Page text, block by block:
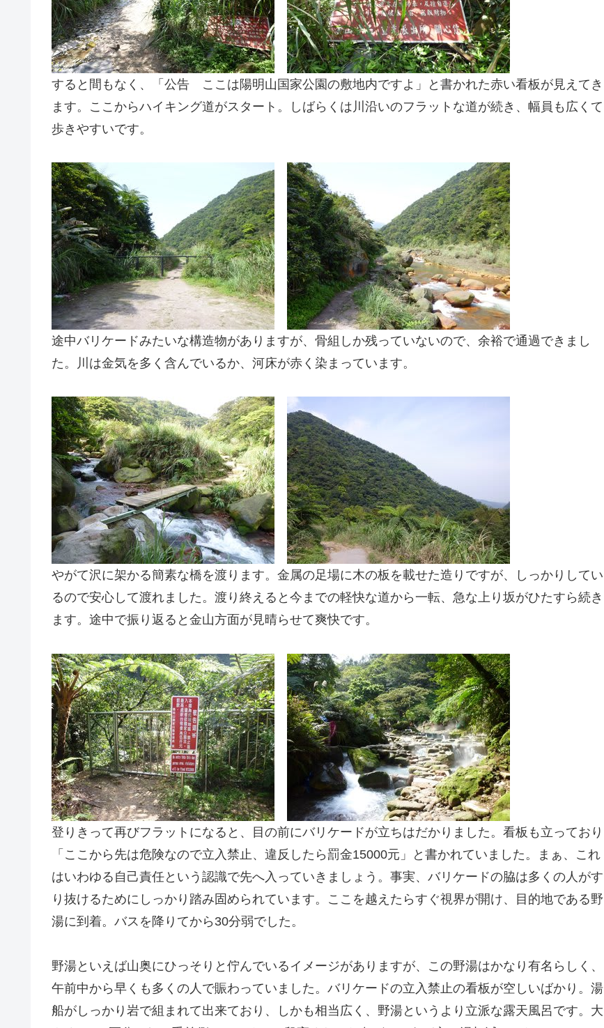
すると間もなく、「公告 ここは陽明山国家公園の敷地内ですよ」と書かれた赤い看板が見えてき
ます。ここからハイキング道がスタート。しばらくは川沿いのフラットな道が続き、幅員も広くて
歩きやすいです。
途中バリケードみたいな構造物がありますが、骨組しか残っていないので、余裕で通過できまし
た。川は金気を多く含んでいるか、河床が赤く染まっています。
やがて沢に架かる簡素な橋を渡ります。金属の足場に木の板を載せた造りですが、しっかりしてい
るので安心して渡れました。渡り終えると今までの軽快な道から一転、急な上り坂がひたすら続き
ます。途中で振り返ると金山方面が見晴らせて爽快です。
登りきって再びフラットになると、目の前にバリケードが立ちはだかりました。看板も立っており
「ここから先は危険なので立入禁止、違反したら罰金15000元」と書かれていました。まぁ、これ
はいわゆる自己責任という認識で先へ入っていきましょう。事実、バリケードの脇は多くの人がす
り抜けるためにしっかり踏み固められています。ここを越えたらすぐ視界が開け、目的地である野
湯に到着。バスを降りてから30分弱でした。
野湯といえば山奥にひっそりと佇んでいるイメージがありますが、この野湯はかなり有名らしく、
午前中から早くも多くの人で賑わっていました。バリケードの立入禁止の看板が空しいばかり。湯
船がしっかり岩で組まれて出来ており、しかも相当広く、野湯というより立派な露天風呂です。大